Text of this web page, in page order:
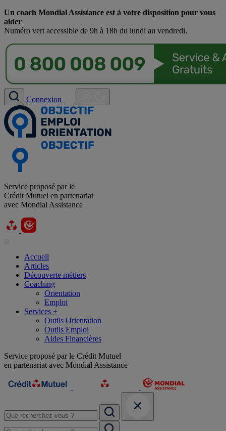
Un coach Mondial Assistance est à votre disposition pour vous
aider
Numéro vert accessible de 9h à 18h du lundi au vendredi.
Connexion
Service proposé par le
Crédit Mutuel en partenariat
avec Mondial Assistance
Accueil
Articles
Découverte métiers
Coaching
Orientation
Emploi
Services +
Outils Orientation
Outils Emploi
Aides Financières
Service proposé par le Crédit Mutuel
en partenariat avec Mondial Assistance